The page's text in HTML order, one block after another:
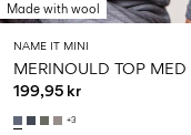
Made with wool
NAME IT MINI
199,95 kr
+3